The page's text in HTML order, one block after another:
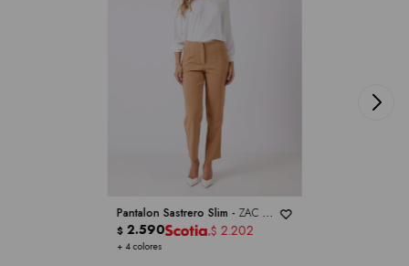
Pantalon Sastrero Slim - ZAC &
RACHEL
+ 4 colores
$ 2.590 $ 2.202